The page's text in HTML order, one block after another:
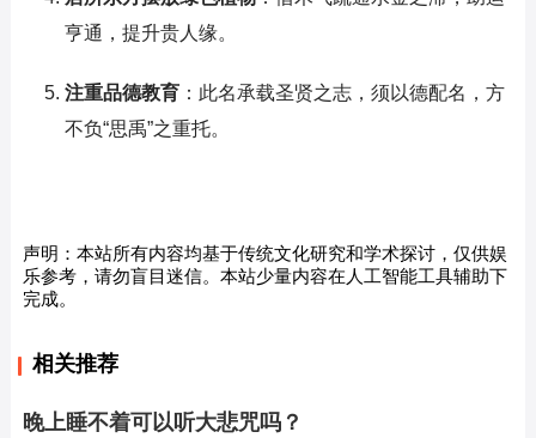
亨通，提升贵人缘。
注重品德教育：此名承载圣贤之志，须以德配名，方
不负“思禹”之重托。
声明：本站所有内容均基于传统文化研究和学术探讨，仅供娱
乐参考，请勿盲目迷信。本站少量内容在人工智能工具辅助下
完成。
相关推荐
晚上睡不着可以听大悲咒吗？